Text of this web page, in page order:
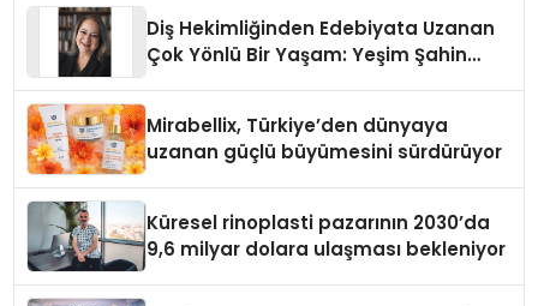
Diş Hekimliğinden Edebiyata Uzanan
Çok Yönlü Bir Yaşam: Yeşim Şahin
Mirabellix, Türkiye’den dünyaya
uzanan güçlü büyümesini sürdürüyor
Küresel rinoplasti pazarının 2030’da
9,6 milyar dolara ulaşması bekleniyor